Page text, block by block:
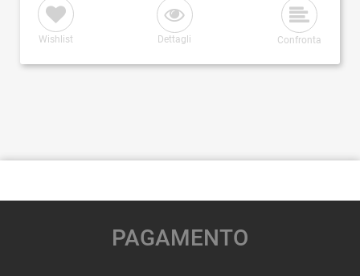
Wishlist Dettagli Confronta
PAGAMENTO